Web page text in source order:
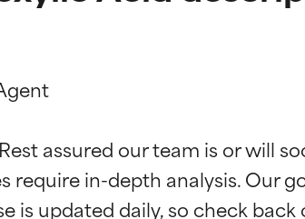
assured our team is or will
require in-depth analysis. Our
con beneficios reales para la
con beneficios reales para la